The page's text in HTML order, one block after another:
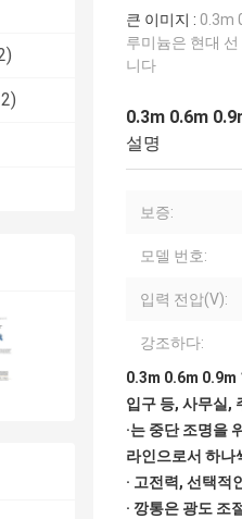
큰 이미지 : 0.3m
루미늄은 현대
니다
0.3m 0.6m
설명
보증:
모델 번호:
입력 전압(V):
강조하다:
0.3m 0.6m 0.9m
입구 등, 사무실,
·는 중단 조명을
라인으로서 하나
· 고전력, 선택적
· 깡통은 광도 조